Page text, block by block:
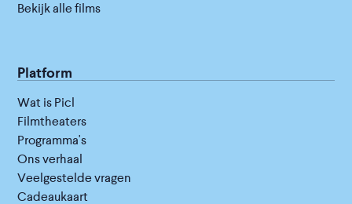
Bekijk alle films
Platform
Wat is Picl
Filmtheaters
Programma's
Ons verhaal
Veelgestelde vragen
Cadeaukaart